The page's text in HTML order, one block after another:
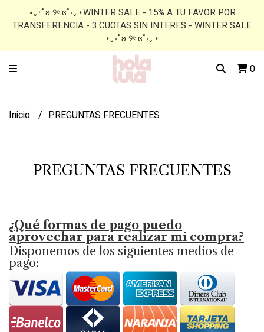
⋆｡‧˚ʚ ୨ৎ ɞ˚‧｡⋆WINTER SALE - 15% A TU FAVOR POR
TRANSFERENCIA - 3 CUOTAS SIN INTERES - WINTER SALE
⋆｡‧˚ʚ ୨ৎ ɞ˚‧｡⋆
0
Inicio PREGUNTAS FRECUENTES
PREGUNTAS FRECUENTES
¿Qué formas de pago puedo
aprovechar para realizar mi compra?
Disponemos de los siguientes medios de
pago: